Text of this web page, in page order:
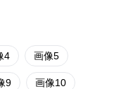
4 画像5
9 画像10